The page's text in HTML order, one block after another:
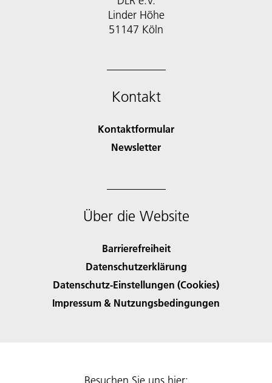
Linder Höhe
51147 Köln
Kontakt
Kontaktformular
Newsletter
Über die Website
Barrierefreiheit
Datenschutzerklärung
Datenschutz-Einstellungen (Cookies)
Impressum & Nutzungsbedingungen